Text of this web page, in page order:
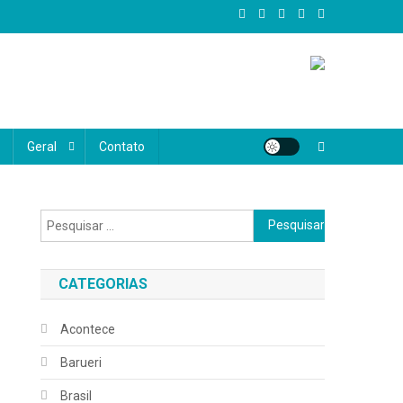
realmente importa, valorizando as histórias, vozes e desafios do
Geral Contato
Pesquisar
por:
CATEGORIAS
Acontece
Barueri
Brasil